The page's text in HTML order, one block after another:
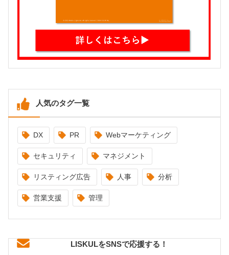
人気のタグ一覧
DX PR Webマーケティング
セキュリティ マネジメント
リスティング広告 人事 分析
営業支援 管理
LISKULをSNSで応援する！